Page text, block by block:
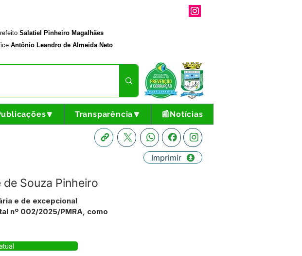
Salatiel Pinheiro Magalhães
Antônio Leandro de Almeida Neto
Transparência🔽 📰Notícias
Souza Pinheiro
Imprimir
e de excepcional
nº 002/2025/PMRA, como